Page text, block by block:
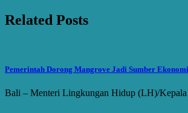
Related Posts
Pemerintah Dorong Mangrove Jadi Sumber
Bali – Menteri Lingkungan Hidup (LH)/Kepala